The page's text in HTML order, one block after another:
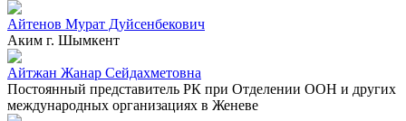
Айтенов Мурат Дуйсенбекович
Аким г. Шымкент
Айтжан Жанар Сейдахметовна
Постоянный представитель РК при Отделении ООН и других
международных организациях в Женеве